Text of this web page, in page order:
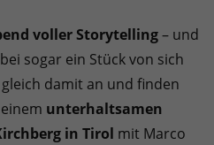
voller Storytelling– und
sogar ein Stück von sich
damit an und finden
unterhaltsamen
in Tirol mit Marco